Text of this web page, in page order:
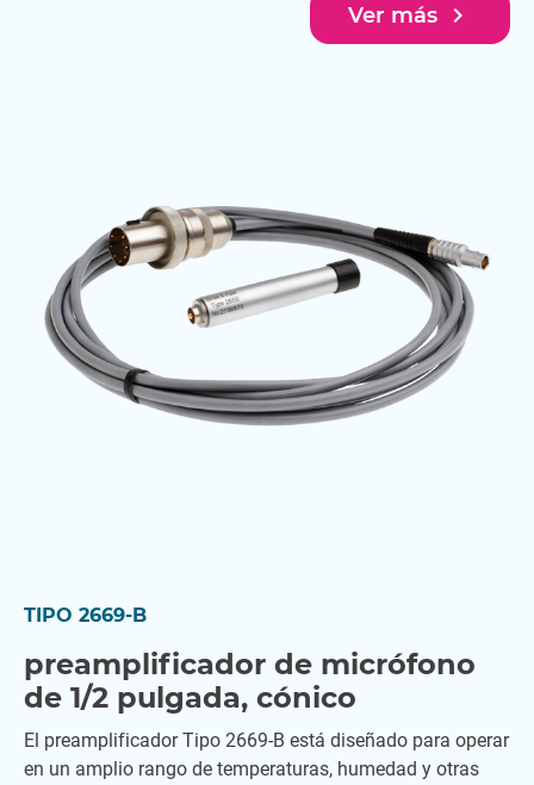
Ver más navigate_next
TIPO 2669-B
preamplificador de micrófono
de 1/2 pulgada, cónico
El preamplificador Tipo 2669-B está diseñado para operar
en un amplio rango de temperaturas, humedad y otras